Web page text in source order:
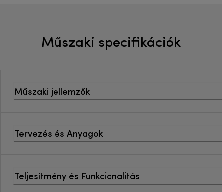
Műszaki specifikációk
Műszaki jellemzők
Tervezés és Anyagok
Teljesítmény és Funkcionalitás